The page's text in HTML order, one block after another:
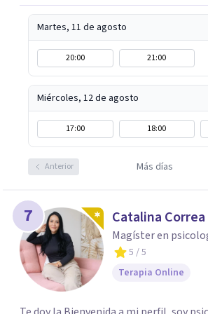
Martes, 11 de agosto
20:00 21:00
Miércoles, 12 de agosto
17:00 18:00
Anterior Más días
7 Catalina
Magíster en
5 / 5
Terapia Online